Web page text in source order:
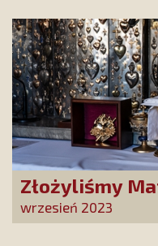
Złożyliśmy
wrzesień 2023